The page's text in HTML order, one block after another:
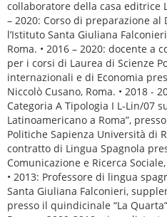
collaboratore della casa editrice
– 2020: Corso di preparazione al
l’Istituto Santa Giuliana
Roma. • 2016 – 2020: docente a
per i corsi di Laurea di Scienze
internazionali e di Economia
Niccolò Cusano, Roma. • 2018 -
Categoria A Tipologia I L-Lin/07
Latinoamericano a Roma”,
Politiche Sapienza Università di
contratto di Lingua Spagnola
Comunicazione e Ricerca
• 2013: Professore di lingua
Santa Giuliana Falconieri,
presso il quindicinale “La